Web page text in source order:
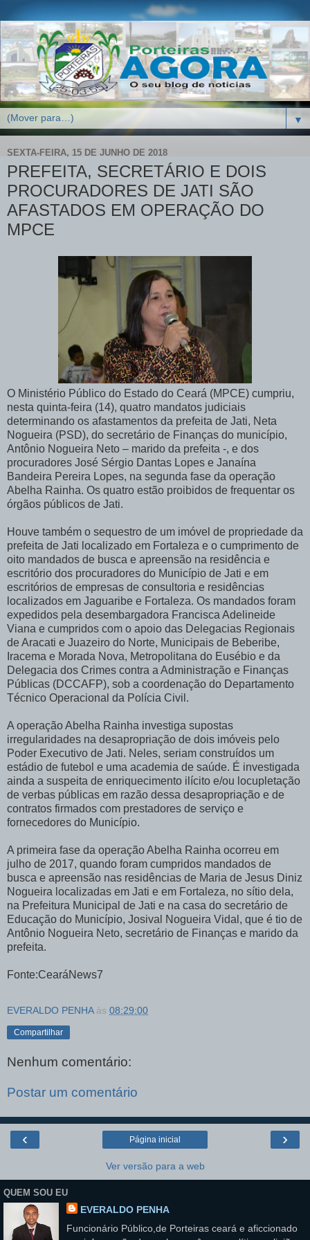
▼
SEXTA-FEIRA, 15 DE JUNHO DE 2018
PREFEITA, SECRETÁRIO E DOIS
PROCURADORES DE JATI SÃO
AFASTADOS EM OPERAÇÃO DO
MPCE
O Ministério Público do Estado do Ceará (MPCE) cumpriu,
nesta quinta-feira (14), quatro mandatos judiciais
determinando os afastamentos da prefeita de Jati, Neta
Nogueira (PSD), do secretário de Finanças do município,
Antônio Nogueira Neto – marido da prefeita -, e dos
procuradores José Sérgio Dantas Lopes e Janaína
Bandeira Pereira Lopes, na segunda fase da operação
Abelha Rainha. Os quatro estão proibidos de frequentar os
órgãos públicos de Jati.
Houve também o sequestro de um imóvel de propriedade da
prefeita de Jati localizado em Fortaleza e o cumprimento de
oito mandados de busca e apreensão na residência e
escritório dos procuradores do Município de Jati e em
escritórios de empresas de consultoria e residências
localizados em Jaguaribe e Fortaleza. Os mandados foram
expedidos pela desembargadora Francisca Adelineide
Viana e cumpridos com o apoio das Delegacias Regionais
de Aracati e Juazeiro do Norte, Municipais de Beberibe,
Iracema e Morada Nova, Metropolitana do Eusébio e da
Delegacia dos Crimes contra a Administração e Finanças
Públicas (DCCAFP), sob a coordenação do Departamento
Técnico Operacional da Polícia Civil.
A operação Abelha Rainha investiga supostas
irregularidades na desapropriação de dois imóveis pelo
Poder Executivo de Jati. Neles, seriam construídos um
estádio de futebol e uma academia de saúde. É investigada
ainda a suspeita de enriquecimento ilícito e/ou locupletação
de verbas públicas em razão dessa desapropriação e de
contratos firmados com prestadores de serviço e
fornecedores do Município.
A primeira fase da operação Abelha Rainha ocorreu em
julho de 2017, quando foram cumpridos mandados de
busca e apreensão nas residências de Maria de Jesus Diniz
Nogueira localizadas em Jati e em Fortaleza, no sítio dela,
na Prefeitura Municipal de Jati e na casa do secretário de
Educação do Município, Josival Nogueira Vidal, que é tio de
Antônio Nogueira Neto, secretário de Finanças e marido da
prefeita.
Fonte:CearáNews7
EVERALDO PENHA às 08:29:00
Compartilhar
Nenhum comentário:
Postar um comentário
‹ ›
Página inicial
Ver versão para a web
QUEM SOU EU
EVERALDO PENHA
Funcionário Público,de Porteiras ceará e aficcionado